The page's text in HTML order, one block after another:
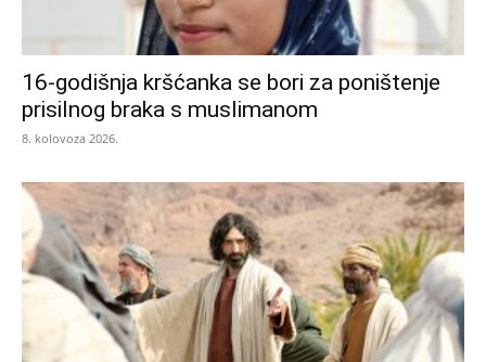
16-godišnja kršćanka se bori za poništenje
prisilnog braka s muslimanom
8. kolovoza 2026.